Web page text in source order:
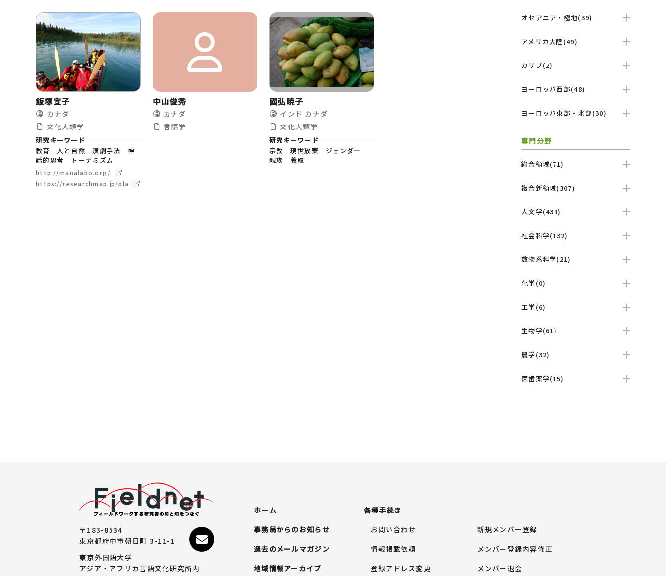
飯塚宜子
カナダ
文化人類学
研究キーワード
教育 人と自然 演劇手法 神
話的思考 トーテミズム
http://manalabo.org/
https://researchmap.jp/play
中山俊秀
カナダ
言語学
國弘暁子
インド カナダ
文化人類学
研究キーワード
宗教 現世放棄 ジェンダー
親族 養取
オセアニア・極地(39)
アメリカ大陸(49)
カリブ(2)
ヨーロッパ西部(48)
ヨーロッパ東部・北部(30)
専門分野
総合領域(71)
複合新領域(307)
人文学(438)
社会科学(132)
数物系科学(21)
化学(0)
工学(6)
生物学(61)
農学(32)
医歯薬学(15)
〒183-8534
東京都府中市朝日町 3-11-1
東京外国語大学
アジア・アフリカ言語文化研究所内
ホーム
事務局からのお知らせ
過去のメールマガジン
地域情報アーカイブ
各種手続き
お問い合わせ
新規メンバー登録
情報掲載依頼
メンバー登録内容修正
登録アドレス変更
メンバー退会